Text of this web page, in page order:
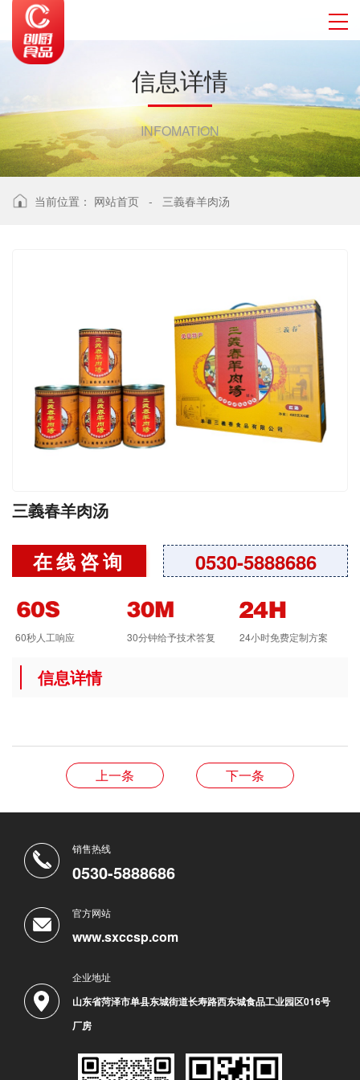
信息详情
INFOMATION
当前位置： 网站首页 - 三義春羊肉汤
三義春羊肉汤
在线咨询 0530-5888686
60秒人工响应 30分钟给予技术答复 24小时免费定制方案
信息详情
上一条 下一条
销售热线
0530-5888686
官方网站
www.sxccsp.com
企业地址
山东省菏泽市单县东城街道长寿路西东城食品工业园区016号
厂房